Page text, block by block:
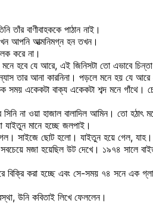
বাণীবাহককে পাঠান নাই।
আপনি আত্মনিমগ্ন হন তখন।
করে না।
হবে যে আরে, এই জিনিসটা তো এভাবে
তার আনা কারনিনা। পড়লে মনে হয় যে
সময় একেকটা বাক্য একেকটা শব্দ মনে
না ওয়া হাজাল বালাদিল আমিন। তো হঠাৎ
যাইতুন মানে হচ্ছে জলপাই।
সাইজে ছোট হলো। যাইতুন হয়ে গেল, যাহ।
মজা হয়েছিল উট দেখে। ১৯৭৪ সালে
বিক্রি করা হচ্ছে এবং সে-সময় ৭৪ সনে এক
উনি কবিতাই লিখে ফেললেন।